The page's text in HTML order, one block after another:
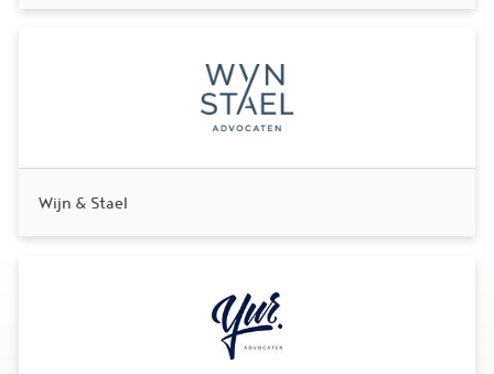
Wijn & Stael